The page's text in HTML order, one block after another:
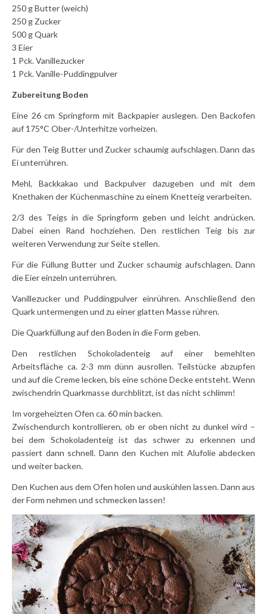
250 g Butter (weich)
250 g Zucker
500 g Quark
3 Eier
1 Pck. Vanillezucker
1 Pck. Vanille-Puddingpulver
Zubereitung Boden
Eine 26 cm Springform mit Backpapier auslegen. Den Backofen
auf 175°C Ober-/Unterhitze vorheizen.
Für den Teig Butter und Zucker schaumig aufschlagen. Dann das
Ei unterrühren.
Mehl, Backkakao und Backpulver dazugeben und mit dem
Knethaken der Küchenmaschine zu einem Knetteig verarbeiten.
2/3 des Teigs in die Springform geben und leicht andrücken.
Dabei einen Rand hochziehen. Den restlichen Teig bis zur
weiteren Verwendung zur Seite stellen.
Für die Füllung Butter und Zucker schaumig aufschlagen. Dann
die Eier einzeln unterrühren.
Vanillezucker und Puddingpulver einrühren. Anschließend den
Quark untermengen und zu einer glatten Masse rühren.
Die Quarkfüllung auf den Boden in die Form geben.
Den restlichen Schokoladenteig auf einer bemehlten
Arbeitsfläche ca. 2-3 mm dünn ausrollen. Teilstücke abzupfen
und auf die Creme lecken, bis eine schöne Decke entsteht. Wenn
zwischendrin Quarkmasse durchblitzt, ist das nicht schlimm!
Im vorgeheizten Ofen ca. 60 min backen.
Zwischendurch kontrollieren, ob er oben nicht zu dunkel wird –
bei dem Schokoladenteig ist das schwer zu erkennen und
passiert dann schnell. Dann den Kuchen mit Alufolie abdecken
und weiter backen.
Den Kuchen aus dem Ofen holen und auskühlen lassen. Dann aus
der Form nehmen und schmecken lassen!